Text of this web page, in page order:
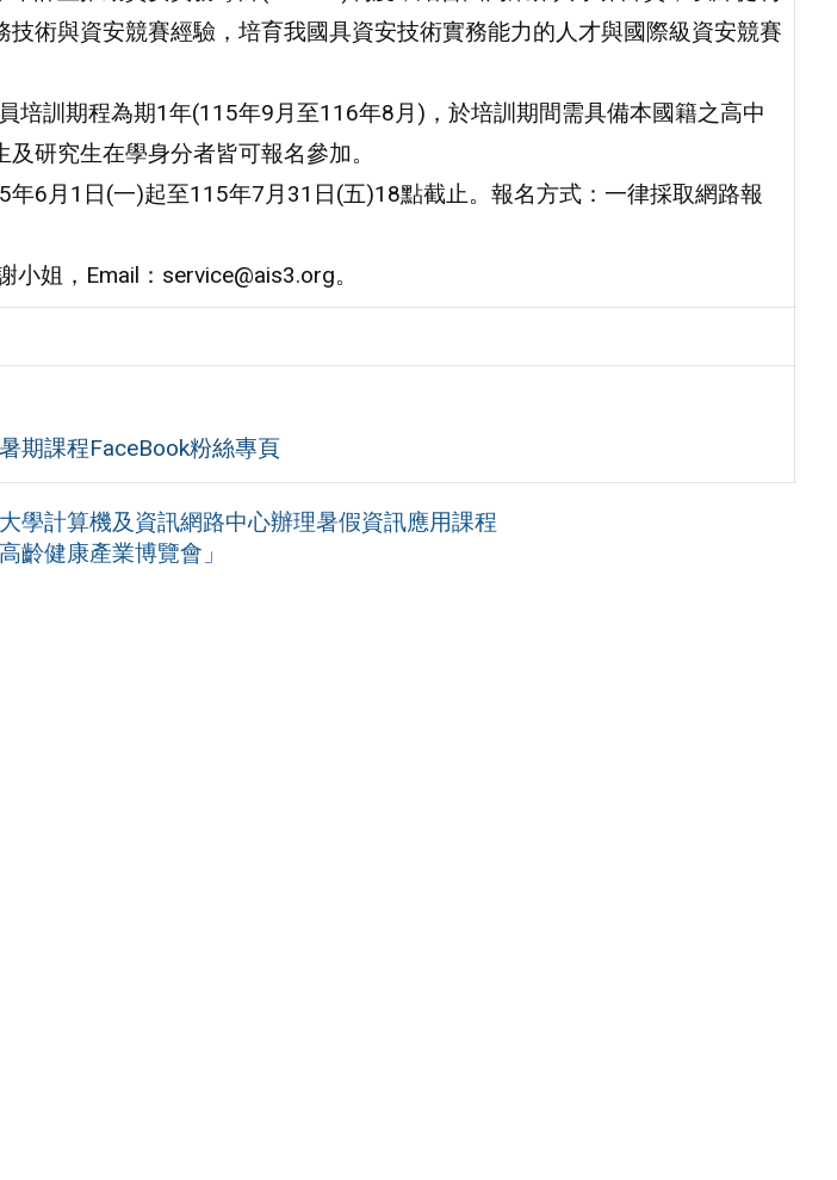
技術與資安競賽經驗，培育我國具資安技術實務能力的人才與國際級資安競賽
培訓期程為期1年(115年9月至116年8月)，於培訓期間需具備本國籍之高中
研究生在學身分者皆可報名參加。
年6月1日(一)起至115年7月31日(五)18點截止。報名方式：一律採取網路報
小姐，Email：service@ais3.org。
期課程FaceBook粉絲專頁
學計算機及資訊網路中心辦理暑假資訊應用課程
齡健康產業博覽會」